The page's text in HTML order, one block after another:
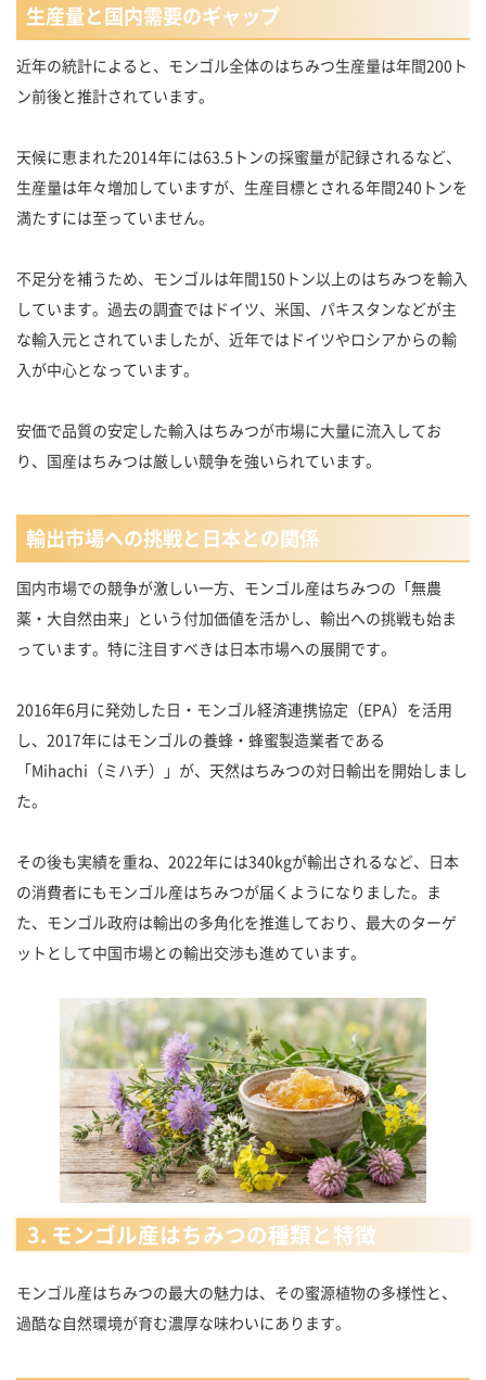
生産量と国内需要のギャップ
近年の統計によると、モンゴル全体のはちみつ生産量は年間200ト
ン前後と推計されています。
天候に恵まれた2014年には63.5トンの採蜜量が記録されるなど、
生産量は年々増加していますが、生産目標とされる年間240トンを
満たすには至っていません。
不足分を補うため、モンゴルは年間150トン以上のはちみつを輸入
しています。過去の調査ではドイツ、米国、パキスタンなどが主
な輸入元とされていましたが、近年ではドイツやロシアからの輸
入が中心となっています。
安価で品質の安定した輸入はちみつが市場に大量に流入してお
り、国産はちみつは厳しい競争を強いられています。
輸出市場への挑戦と日本との関係
国内市場での競争が激しい一方、モンゴル産はちみつの「無農
薬・大自然由来」という付加価値を活かし、輸出への挑戦も始ま
っています。特に注目すべきは日本市場への展開です。
2016年6月に発効した日・モンゴル経済連携協定（EPA）を活用
し、2017年にはモンゴルの養蜂・蜂蜜製造業者である
「Mihachi（ミハチ）」が、天然はちみつの対日輸出を開始しまし
た。
その後も実績を重ね、2022年には340kgが輸出されるなど、日本
の消費者にもモンゴル産はちみつが届くようになりました。ま
た、モンゴル政府は輸出の多角化を推進しており、最大のターゲ
ットとして中国市場との輸出交渉も進めています。
3. モンゴル産はちみつの種類と特徴
モンゴル産はちみつの最大の魅力は、その蜜源植物の多様性と、
過酷な自然環境が育む濃厚な味わいにあります。